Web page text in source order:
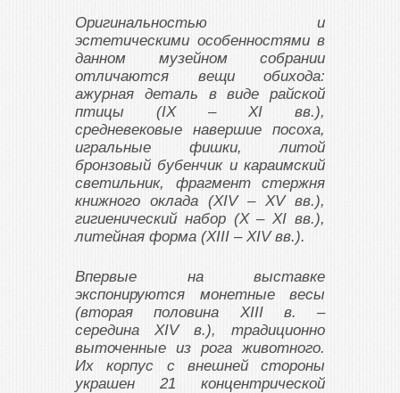
Оригинальностью и
эстетическими особенностями в
данном музейном собрании
отличаются вещи обихода:
ажурная деталь в виде райской
птицы (IX – XI вв.),
средневековые навершие посоха,
игральные фишки, литой
бронзовый бубенчик и караимский
светильник, фрагмент стержня
книжного оклада (XIV – XV вв.),
гигиенический набор (X – XI вв.),
литейная форма (XIII – XIV вв.).
Впервые на выставке
экспонируются монетные весы
(вторая половина XIII в. –
середина XIV в.), традиционно
выточенные из рога животного.
Их корпус с внешней стороны
украшен 21 концентрической